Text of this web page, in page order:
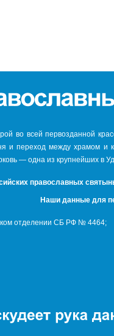
во всей первозданной
и переход между храмом
— одна из крупнейших в
православных
Наши данные для
отделении СБ РФ № 4464;